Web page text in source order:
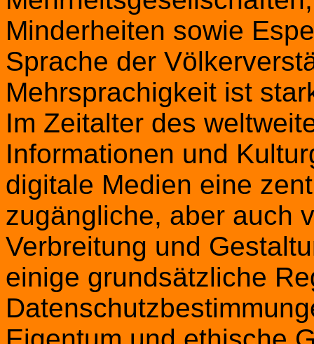
Minderheiten sowie
Sprache der
Mehrsprachigkeit ist
Im Zeitalter des
Informationen und
digitale Medien eine
zugängliche, aber auch
Verbreitung und
einige grundsätzliche